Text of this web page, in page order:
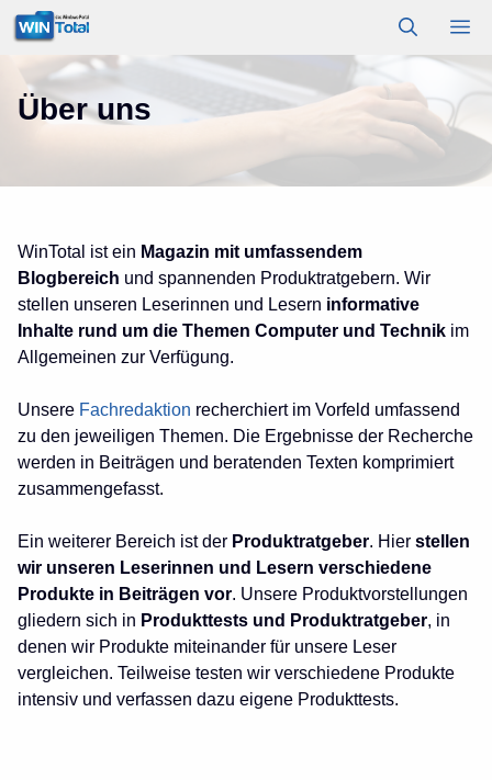
Zum
Inhalt
springen
Über uns
WinTotal ist ein Magazin mit umfassendem
Blogbereich und spannenden Produktratgebern. Wir
stellen unseren Leserinnen und Lesern informative
Inhalte rund um die Themen Computer und Technik im
Allgemeinen zur Verfügung.
Unsere Fachredaktion recherchiert im Vorfeld umfassend
zu den jeweiligen Themen. Die Ergebnisse der Recherche
werden in Beiträgen und beratenden Texten komprimiert
zusammengefasst.
Ein weiterer Bereich ist der Produktratgeber. Hier stellen
wir unseren Leserinnen und Lesern verschiedene
Produkte in Beiträgen vor. Unsere Produktvorstellungen
gliedern sich in Produkttests und Produktratgeber, in
denen wir Produkte miteinander für unsere Leser
vergleichen. Teilweise testen wir verschiedene Produkte
intensiv und verfassen dazu eigene Produkttests.